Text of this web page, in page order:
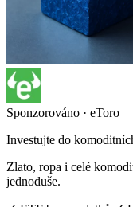
Sponzorováno · eToro
Investujte do
Zlato, ropa i celé
jednoduše.